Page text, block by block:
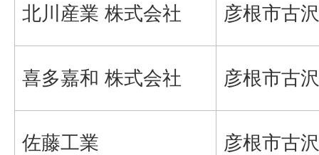
北川産業 株式会社 彦根市古
喜多嘉和 株式会社 彦根市古
佐藤工業 彦根市古